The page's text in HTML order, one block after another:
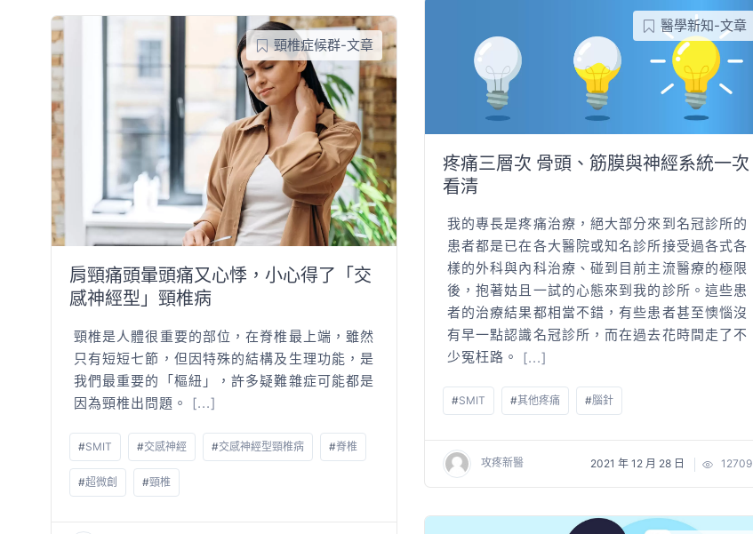
醫學新知-文章
疼痛三層次 骨頭、筋膜與神經系統一次
看清
我的專長是疼痛治療，絕大部分來到名冠診所的
患者都是已在各大醫院或知名診所接受過各式各
樣的外科與內科治療、碰到目前主流醫療的極限
後，抱著姑且一試的心態來到我的診所。這些患
者的治療結果都相當不錯，有些患者甚至懊惱沒
有早一點認識名冠診所，而在過去花時間走了不
少冤枉路。 [...]
#SMIT #其他疼痛 #腦針
攻疼新醫 2021 年 12 月 28 日 12709
頸椎症候群-文章
肩頸痛頭暈頭痛又心悸，小心得了「交
感神經型」頸椎病
頸椎是人體很重要的部位，在脊椎最上端，雖然
只有短短七節，但因特殊的結構及生理功能，是
我們最重要的「樞紐」，許多疑難雜症可能都是
因為頸椎出問題。 [...]
#SMIT #交感神經 #交感神經型頸椎病 #脊椎
#超微創 #頸椎